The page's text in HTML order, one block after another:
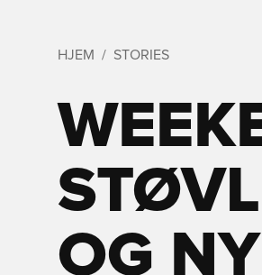
HJEM STORIES
OG